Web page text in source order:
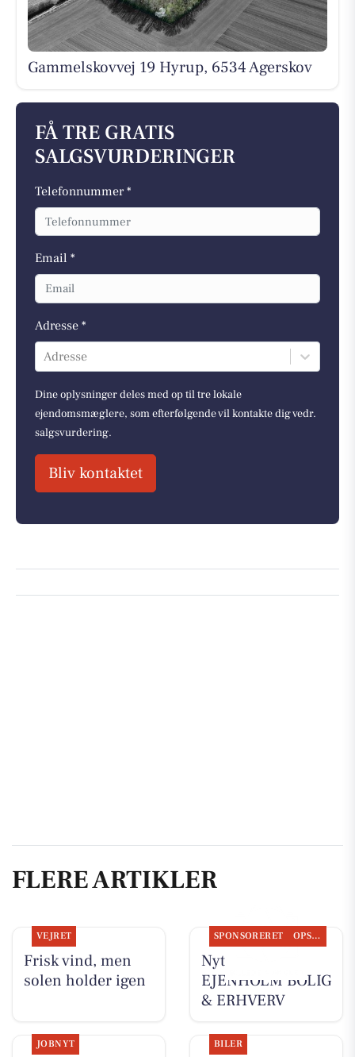
Gammelskovvej 19 Hyrup, 6534 Agerskov
FÅ TRE GRATIS
SALGSVURDERINGER
Telefonnummer *
Email *
Adresse *
Adresse
Dine oplysninger deles med op til tre lokale
ejendomsmæglere, som efterfølgende vil kontakte dig vedr.
salgsvurdering.
Bliv kontaktet
FLERE ARTIKLER
VEJRET
Frisk vind, men
solen holder igen
SPONSORERET OPSLAGSTAVLEN
Nyt fra
EJENHOLM BOLIG
& ERHVERV
JOBNYT BILER